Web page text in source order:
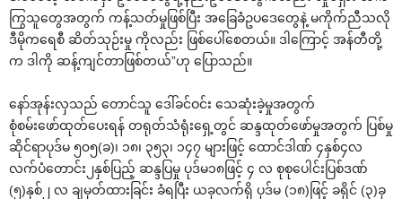
ကြွသူ‌တွေအတွက် ကန့်သတ်မှုဖြစ်ပြီး အ‌ခြေခံဥပ‌ဒေ‌တွေနဲ့ မကိုက်ညီသလို
ဒီမိုက‌ရေစီ ဆိတ်သုဉ်းမှု ကိုလည်း ဖြစ်‌ပေါ်‌စေတယ်။ ဒါ‌ကြောင့် အန်တီတို့
က ဒါကို ဆန့်ကျင်တာဖြစ်တယ်”ဟု ‌ပြောသည်။
‌နော်အုန်းလှသည် ‌တောင်သူ ‌ဒေါ်ခင်ဝင်း ‌သေဆုံးခဲ့မှုအတွက်
စုံစမ်း‌ဖော်ထုတ်‌ပေးရန် တရုတ်သံရုံး‌ရှေ့တွင် ဆန္ဒထုတ်‌ဖော်မှုအတွက် ပြစ်မှု
ဆိုင်ရာပုဒ်မ ၅၀၅(ခ)၊ ၁၈၊ ၃၅၃၊ ၁၄၇ များဖြင့် ‌ထောင်ဒါဏ် ၄နှစ်၄လ
လက်ပံ‌တောင်း၂နှစ်ပြည့် ဆန္ဒပြမှု ပုဒ်မ၁၈ဖြင့် ၄ လ စုစု‌ပေါင်းပြစ်ဒဏ်
(၅)နှစ်၂ လ ချမှတ်ထားခြင်း ခံရပြီး ယခုလက်ရှိ ပုဒ်မ (၁၈)ဖြင့် ခရိုင် (၃)ခု